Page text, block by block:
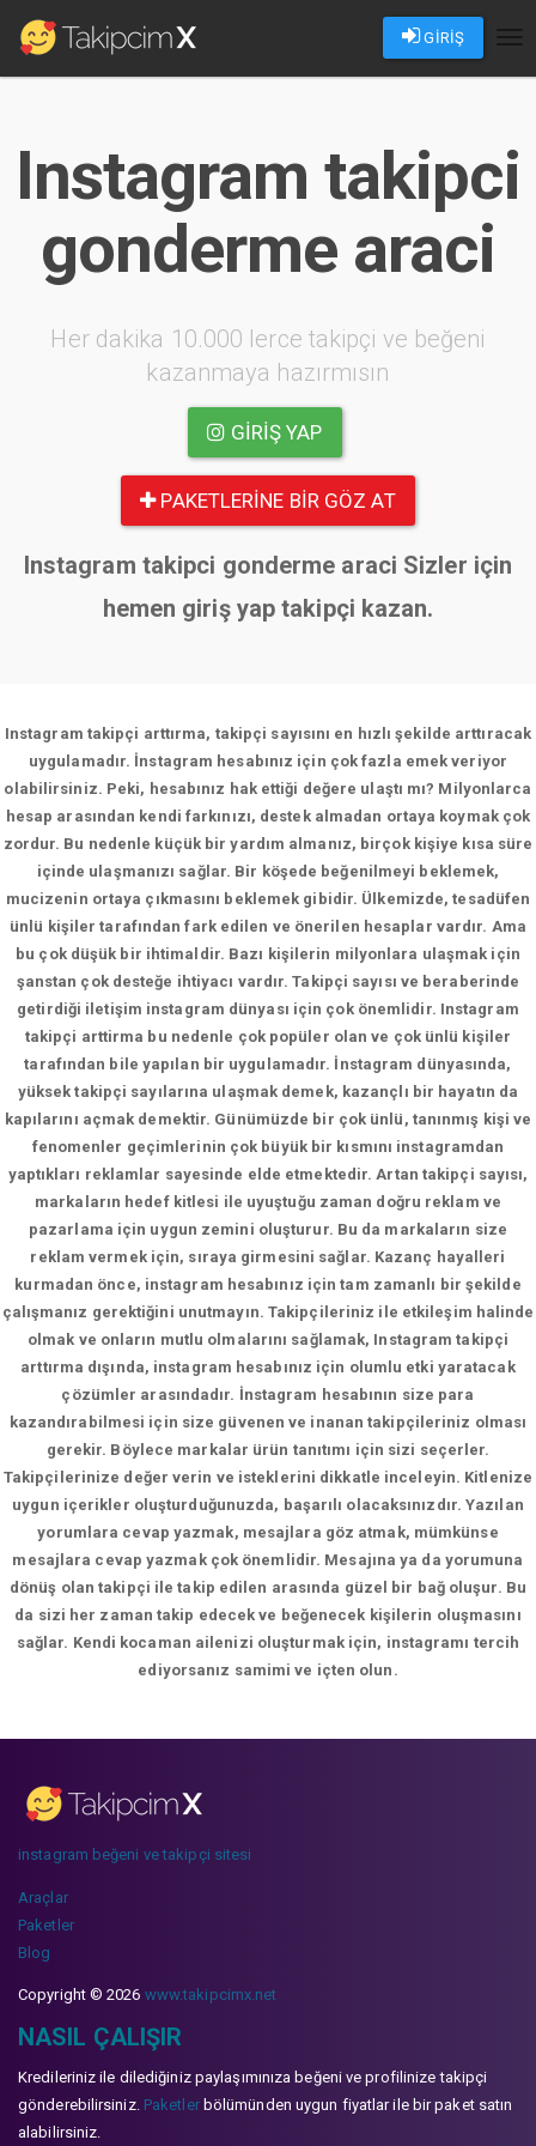
GİRİŞ
Instagram takipci
gonderme araci
Her dakika 10.000 lerce takipçi ve beğeni
kazanmaya hazırmısın
GIRIŞ YAP
PAKETLERINE BIR GÖZ AT
Instagram takipci gonderme araci Sizler için
hemen giriş yap takipçi kazan.
Instagram takipçi arttırma, takipçi sayısını en hızlı şekilde arttıracak
uygulamadır. İnstagram hesabınız için çok fazla emek veriyor
olabilirsiniz. Peki, hesabınız hak ettiği değere ulaştı mı? Milyonlarca
hesap arasından kendi farkınızı, destek almadan ortaya koymak çok
zordur. Bu nedenle küçük bir yardım almanız, birçok kişiye kısa süre
içinde ulaşmanızı sağlar. Bir köşede beğenilmeyi beklemek,
mucizenin ortaya çıkmasını beklemek gibidir. Ülkemizde, tesadüfen
ünlü kişiler tarafından fark edilen ve önerilen hesaplar vardır. Ama
bu çok düşük bir ihtimaldir. Bazı kişilerin milyonlara ulaşmak için
şanstan çok desteğe ihtiyacı vardır. Takipçi sayısı ve beraberinde
getirdiği iletişim instagram dünyası için çok önemlidir. Instagram
takipçi arttirma bu nedenle çok popüler olan ve çok ünlü kişiler
tarafından bile yapılan bir uygulamadır. İnstagram dünyasında,
yüksek takipçi sayılarına ulaşmak demek, kazançlı bir hayatın da
kapılarını açmak demektir. Günümüzde bir çok ünlü, tanınmış kişi ve
fenomenler geçimlerinin çok büyük bir kısmını instagramdan
yaptıkları reklamlar sayesinde elde etmektedir. Artan takipçi sayısı,
markaların hedef kitlesi ile uyuştuğu zaman doğru reklam ve
pazarlama için uygun zemini oluşturur. Bu da markaların size
reklam vermek için, sıraya girmesini sağlar. Kazanç hayalleri
kurmadan önce, instagram hesabınız için tam zamanlı bir şekilde
çalışmanız gerektiğini unutmayın. Takipçileriniz ile etkileşim halinde
olmak ve onların mutlu olmalarını sağlamak, Instagram takipçi
arttırma dışında, instagram hesabınız için olumlu etki yaratacak
çözümler arasındadır. İnstagram hesabının size para
kazandırabilmesi için size güvenen ve inanan takipçileriniz olması
gerekir. Böylece markalar ürün tanıtımı için sizi seçerler.
Takipçilerinize değer verin ve isteklerini dikkatle inceleyin. Kitlenize
uygun içerikler oluşturduğunuzda, başarılı olacaksınızdır. Yazılan
yorumlara cevap yazmak, mesajlara göz atmak, mümkünse
mesajlara cevap yazmak çok önemlidir. Mesajına ya da yorumuna
dönüş olan takipçi ile takip edilen arasında güzel bir bağ oluşur. Bu
da sizi her zaman takip edecek ve beğenecek kişilerin oluşmasını
sağlar. Kendi kocaman ailenizi oluşturmak için, instagramı tercih
ediyorsanız samimi ve içten olun.
instagram beğeni ve takipçi sitesi
Araçlar
Paketler
Blog
Copyright © 2026 www.takipcimx.net
NASIL ÇALIŞIR
Kredileriniz ile dilediğiniz paylaşımınıza beğeni ve profilinize takipçi
gönderebilirsiniz. Paketlerbölümünden uygun fiyatlar ile bir paket satın
alabilirsiniz.